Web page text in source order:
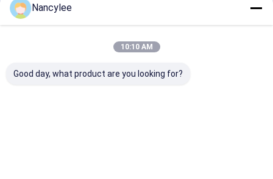
प्रसाधन सामग्री कच्चे माल
प्राकृतिक खाद्य योज्य
Nancylee
10:10 AM
Good day, what product are you looking for?